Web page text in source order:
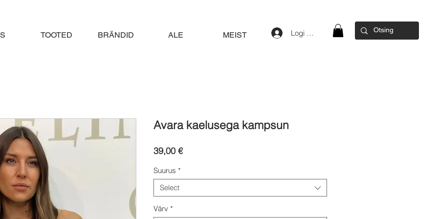
TOOTED BRÄNDID ALE MEIST Logi sisse
Avara kaelusega kampsun
39,00 €Price
Suurus *
Select
Värv *